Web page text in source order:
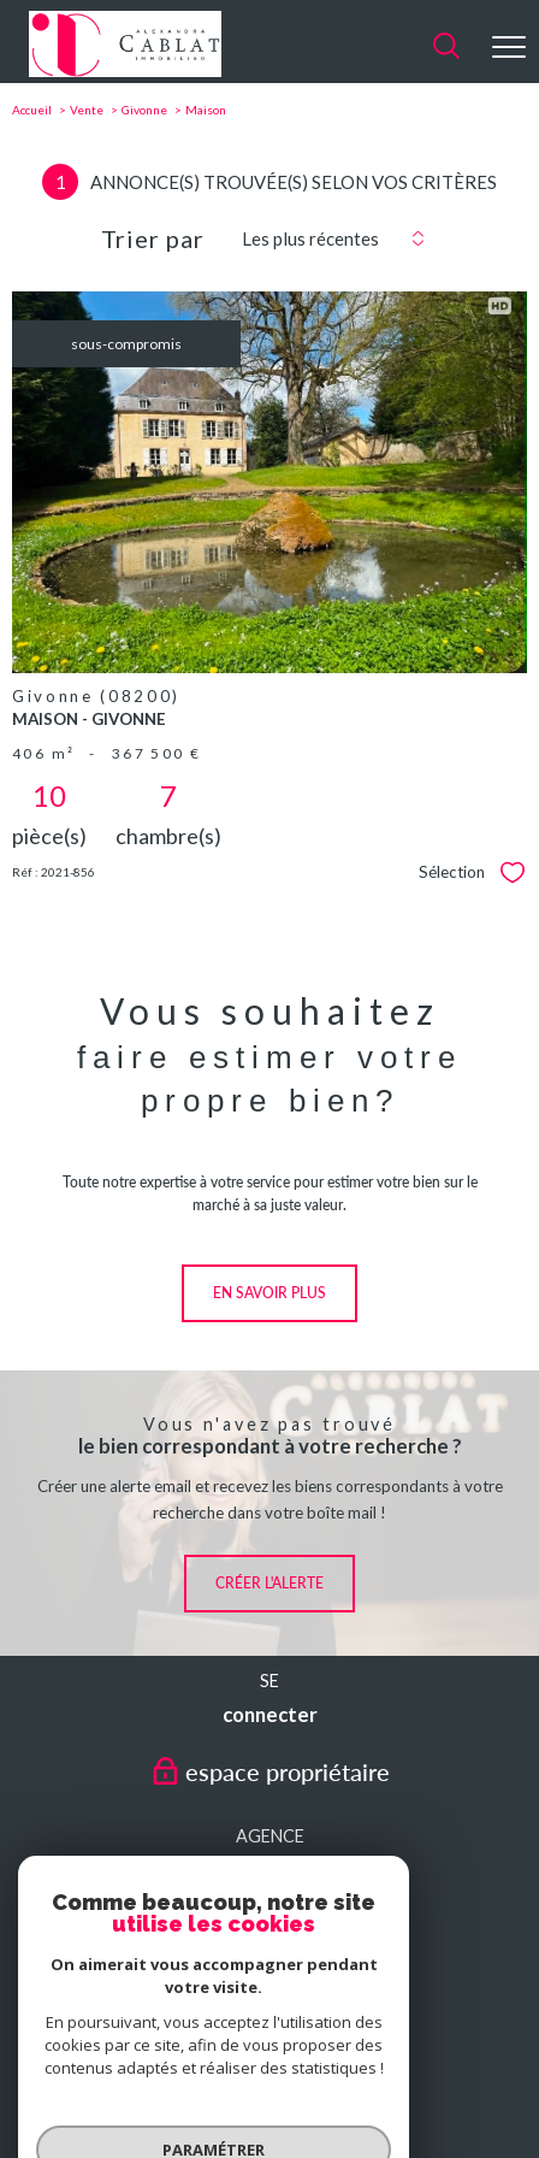
Accueil Vente Givonne Maison
1 ANNONCE(S) TROUVÉE(S) SELON VOS CRITÈRES
Trier par Les plus récentes
sous-compromis
VOIR LE
BIEN
Givonne (08200)
MAISON - GIVONNE
406 m² - 367 500 €
10
pièce(s)
7
chambre(s)
Réf : 2021-856 Sélection
Vous souhaitez
faire estimer votre
propre bien?
Toute notre expertise à votre service pour estimer votre bien sur le
marché à sa juste valeur.
EN SAVOIR PLUS
Vous n'avez pas trouvé
le bien correspondant à votre recherche ?
Créer une alerte email et recevez les biens correspondants à votre
recherche dans votre boîte mail !
CRÉER L'ALERTE
SE
connecter
espace propriétaire
AGENCE
CHARLEVILLE-MEZIERES
NOUS
Comme beaucoup, notre site
utilise les cookies
On aimerait vous accompagner pendant
votre visite.
En poursuivant, vous acceptez l'utilisation des
cookies par ce site, afin de vous proposer des
contenus adaptés et réaliser des statistiques !
PARAMÉTRER